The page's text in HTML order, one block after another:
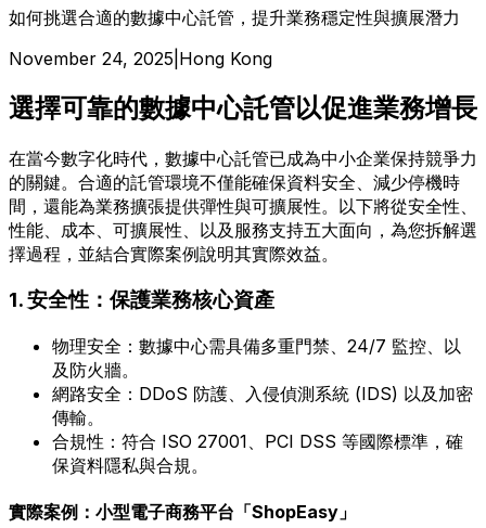
如何挑選合適的數據中心託管，提升業務穩定性與擴展潛力
November 24, 2025 Hong Kong
選擇可靠的數據中心託管以促進業務增長
在當今數字化時代，數據中心託管已成為中小企業保持競爭力
的關鍵。合適的託管環境不僅能確保資料安全、減少停機時
間，還能為業務擴張提供彈性與可擴展性。以下將從安全性、
性能、成本、可擴展性、以及服務支持五大面向，為您拆解選
擇過程，並結合實際案例說明其實際效益。
1. 安全性：保護業務核心資產
物理安全：數據中心需具備多重門禁、24/7 監控、以
及防火牆。
網路安全：DDoS 防護、入侵偵測系統 (IDS) 以及加密
傳輸。
合規性：符合 ISO 27001、PCI DSS 等國際標準，確
保資料隱私與合規。
實際案例：小型電子商務平台「ShopEasy」